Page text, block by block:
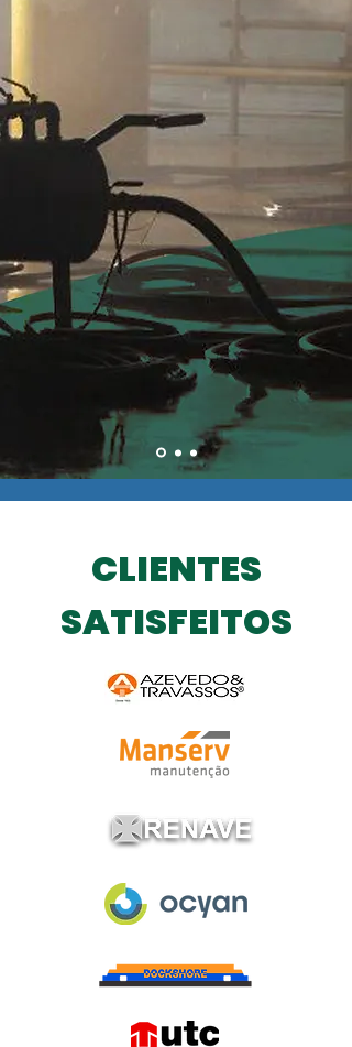
CLIENTES
SATISFEITOS